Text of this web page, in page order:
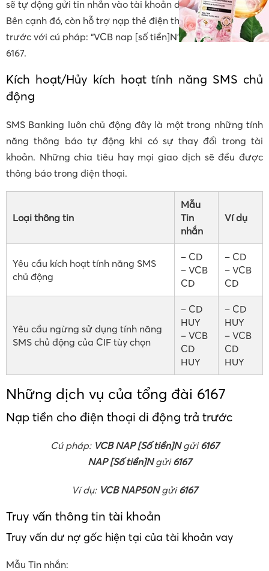
sẽ tự động gửi tin nhắn vào tài khoản di động của bạn.
Bên cạnh đó, còn hỗ trợ nạp thẻ điện thoại di động trả
trước với cú pháp: “VCB nap [số tiền]N” gửi tới 8170 hoặc
6167.
Kích hoạt/Hủy kích hoạt tính năng SMS chủ
động
SMS Banking luôn chủ động đây là một trong những tính
năng thông báo tự động khi có sự thay đổi trong tài
khoản. Những chia tiêu hay mọi giao dịch sẽ đều được
thông báo trong điện thoại.
Loại thông tin
Mẫu
Tin
nhắn
Ví dụ
Yêu cầu kích hoạt tính năng SMS
chủ động
– CD
– VCB
CD
– CD
– VCB
CD
Yêu cầu ngừng sử dụng tính năng
SMS chủ động của CIF tùy chọn
– CD
HUY
– VCB
CD
HUY
– CD
HUY
– VCB
CD
HUY
Những dịch vụ của tổng đài 6167
Nạp tiền cho điện thoại di động trả trước
Cú pháp:VCB NAP [Số tiền]Ngửi6167
NAP [Số tiền]Ngửi6167
Ví dụ: VCB NAP50Ngửi6167
Truy vấn thông tin tài khoản
Truy vấn dư nợ gốc hiện tại của tài khoản vay
Mẫu Tin nhắn: